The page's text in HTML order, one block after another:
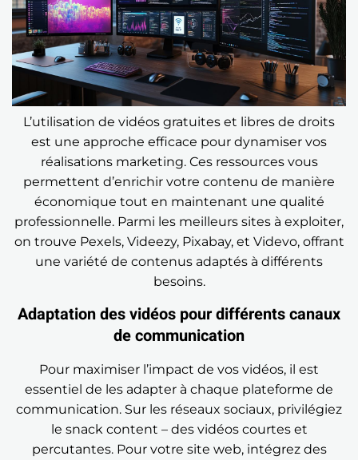
L’utilisation de vidéos gratuites et libres de droits
est une approche efficace pour dynamiser vos
réalisations marketing. Ces ressources vous
permettent d’enrichir votre contenu de manière
économique tout en maintenant une qualité
professionnelle. Parmi les meilleurs sites à exploiter,
on trouve Pexels, Videezy, Pixabay, et Videvo, offrant
une variété de contenus adaptés à différents
besoins.
Adaptation des vidéos pour différents canaux
de communication
Pour maximiser l’impact de vos vidéos, il est
essentiel de les adapter à chaque plateforme de
communication. Sur les réseaux sociaux, privilégiez
le snack content – des vidéos courtes et
percutantes. Pour votre site web, intégrez des